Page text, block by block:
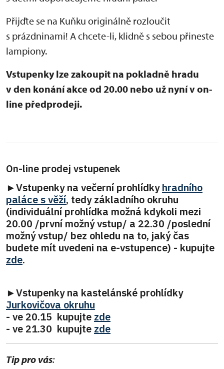
Přijďte se na Kuňku originálně rozloučit
s prázdninami! A chcete-li, klidně s sebou přineste
lampiony.
Vstupenky lze zakoupit na pokladně hradu
v den konání akce od 20.00 nebo už nyní v on-
line předprodeji.
On-line prodej vstupenek
►Vstupenky na večerní prohlídkyhradního
paláce s věží, tedy základního okruhu
(individuální prohlídka možná kdykoli mezi
20.00 /první možný vstup/ a 22.30 /poslední
možný vstup/ bez ohledu na to, jaký čas
budete mít uvedeni na e-vstupence) - kupujte
zde.
►Vstupenky na kastelánské prohlídky
Jurkovičova okruhu
- ve 20.15 kupujte zde
- ve 21.30 kupujte zde
Tip pro vás: